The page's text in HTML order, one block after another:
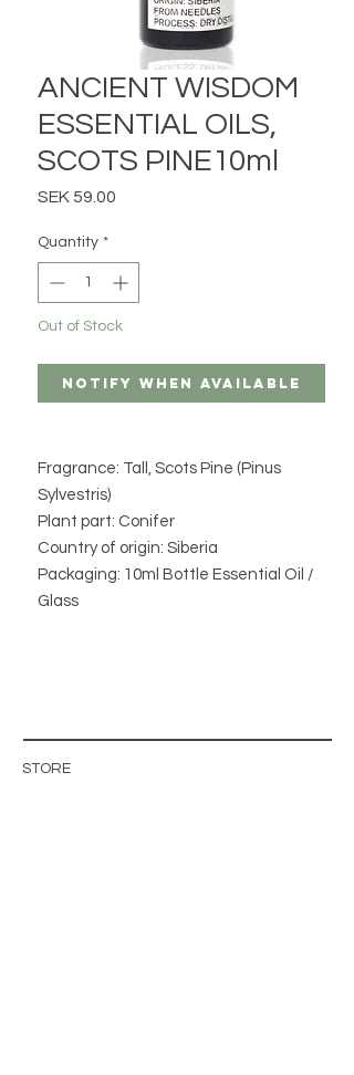
ANCIENT WISDOM
ESSENTIAL OILS,
SCOTS PINE10ml
SEK 59.00
Quantity *
Out of Stock
Notify When Available
Fragrance: Tall, Scots Pine (Pinus
Sylvestris)
Plant part: Conifer
Country of origin: Siberia
Packaging: 10ml Bottle Essential Oil /
Glass
STORE